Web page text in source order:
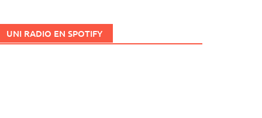
UNI RADIO EN SPOTIFY